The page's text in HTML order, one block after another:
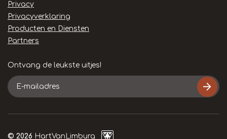
Privacy
Privacyverklaring
Producten en Diensten
Partners
Ontvang de leukste uitjes!
E-
mailadres
© 2026 HartVanLimburg